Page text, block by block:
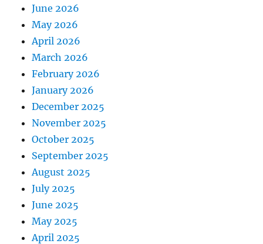
June 2026
May 2026
April 2026
March 2026
February 2026
January 2026
December 2025
November 2025
October 2025
September 2025
August 2025
July 2025
June 2025
May 2025
April 2025